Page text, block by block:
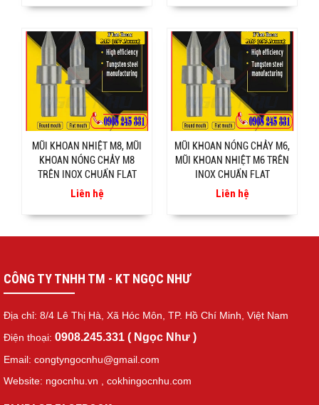
MŨI KHOAN NHIỆT M8, MŨI
KHOAN NÓNG CHẢY M8
TRÊN INOX CHUẨN FLAT
Liên hệ
MŨI KHOAN NÓNG CHẢY M6,
MŨI KHOAN NHIỆT M6 TRÊN
INOX CHUẨN FLAT
Liên hệ
CÔNG TY TNHH TM - KT NGỌC NHƯ
Địa chỉ: 8/4 Lê Thị Hà, Xã Hóc Môn, TP. Hồ Chí Minh, Việt Nam
Điện thoại: 0908.245.331 ( Ngọc Như )
Email: congtyngocnhu@gmail.com
Website: ngocnhu.vn
cokhingocnhu.com